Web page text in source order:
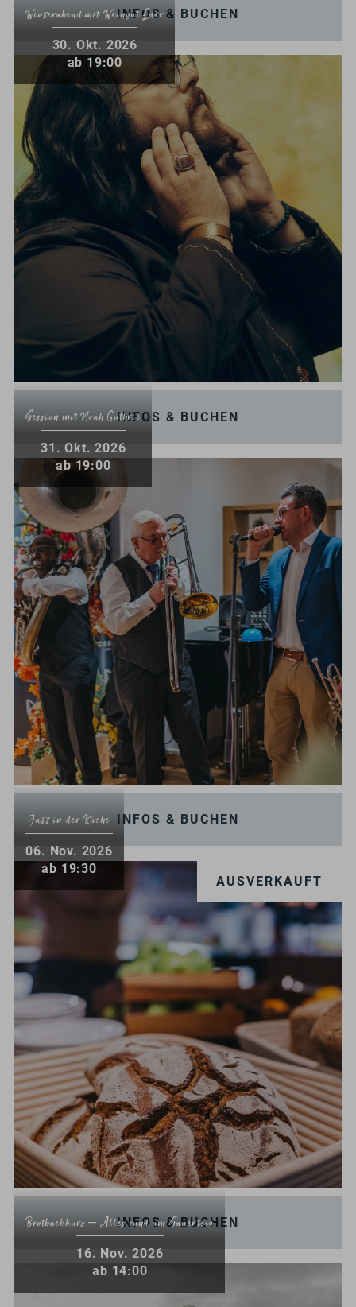
Winzerabend mit Weingut Eder
30. Okt. 2026
ab 19:00
INFOS & BUCHEN
Session mit Noah Guthrie
31 .Okt.2026
ab 19:00
INFOS & BUCHEN
Jazz in der Küche
06. Nov. 2026
ab 19:30
INFOS & BUCHEN
AUSVERKAUFT
Brotbackkurs – Alles rund um Sauerteig
16. Nov.2026
ab 14:00
INFOS & BUCHEN